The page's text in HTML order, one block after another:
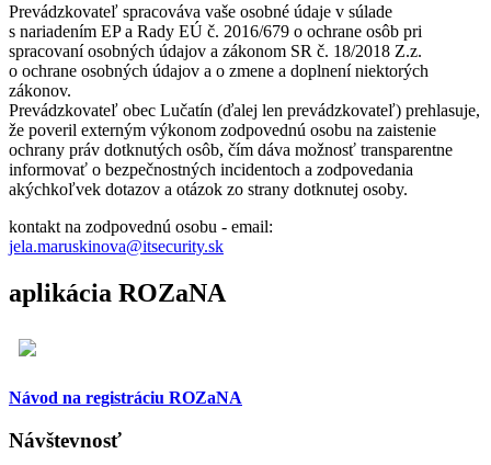
Prevádzkovateľ spracováva vaše osobné údaje v súlade
s nariadením EP a Rady EÚ č. 2016/679 o ochrane osôb pri
spracovaní osobných údajov a zákonom SR č. 18/2018 Z.z.
o ochrane osobných údajov a o zmene a doplnení niektorých
zákonov.
Prevádzkovateľ obec Lučatín (ďalej len prevádzkovateľ) prehlasuje,
že poveril externým výkonom zodpovednú osobu na zaistenie
ochrany práv dotknutých osôb, čím dáva možnosť transparentne
informovať o bezpečnostných incidentoch a zodpovedania
akýchkoľvek dotazov a otázok zo strany dotknutej osoby.
kontakt na zodpovednú osobu - email:
jela.maruskinova@itsecurity.sk
aplikácia ROZaNA
Návod na registráciu ROZaNA
Návštevnosť